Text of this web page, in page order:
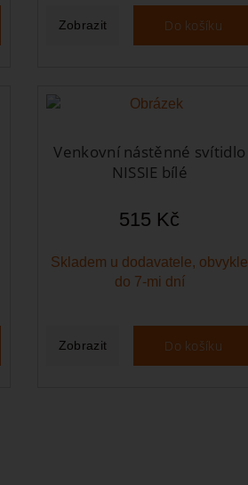
Zobrazit Do košíku
Venkovní nástěnné svítidlo
NISSIE bílé
515 Kč
Skladem u dodavatele, obvykle
do 7-mi dní
Zobrazit Do košíku